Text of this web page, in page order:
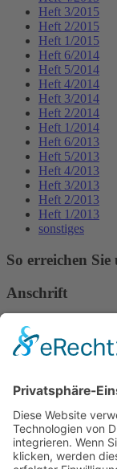
Heft 3/2015
Heft 2/2015
Heft 1/2015
Heft 6/2014
Heft 5/2014
Heft 4/2014
Heft 3/2014
Heft 2/2014
Heft 1/2014
Heft 6/2013
Heft 5/2013
Heft 4/2013
Heft 3/2013
Heft 2/2013
Heft 1/2013
sonstiges
So erreichen Sie
Anschrift
Verband
Verbandsverwaltung
Am Rosenbraken 12
E-Mail
Diese E-Mail-
muss JavaScript